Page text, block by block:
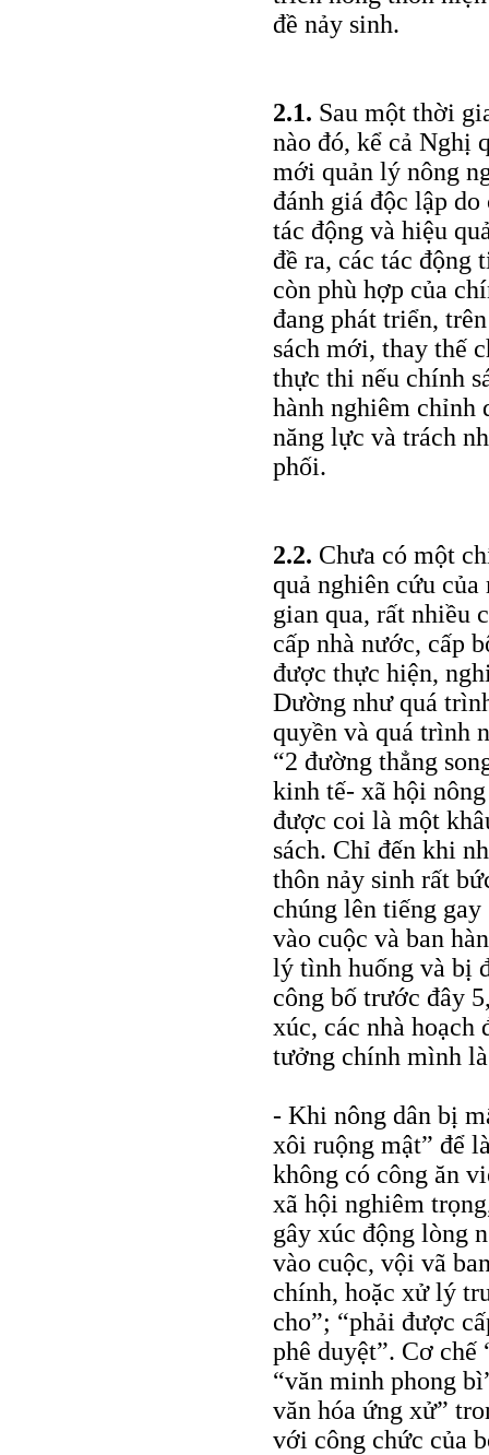
đề nảy sinh.
2.1. Sau một thời
nào đó, kể cả Nghị
mới quản lý nông
đánh giá độc lập
tác động và hiệu
đề ra, các tác động
còn phù hợp của
đang phát triển,
sách mới, thay thế
thực thi nếu chính
hành nghiêm chỉnh
năng lực và trách
phối.
2.2. Chưa có một
quả nghiên cứu
gian qua, rất nhiều
cấp nhà nước, cấp
được thực hiện,
Dường như quá
quyền và quá trình
“2 đường thẳng
kinh tế- xã hội
được coi là một
sách. Chỉ đến khi
thôn nảy sinh rất
chúng lên tiếng
vào cuộc và ban
lý tình huống và bị
công bố trước đây
xúc, các nhà
tưởng chính mình
- Khi nông dân bị
xôi ruộng mật” để
không có công ăn
xã hội nghiêm
gây xúc động lòng
vào cuộc, vội vã
chính, hoặc xử lý
cho”; “phải được
phê duyệt”. Cơ chế
“văn minh phong
văn hóa ứng xử”
với công chức của